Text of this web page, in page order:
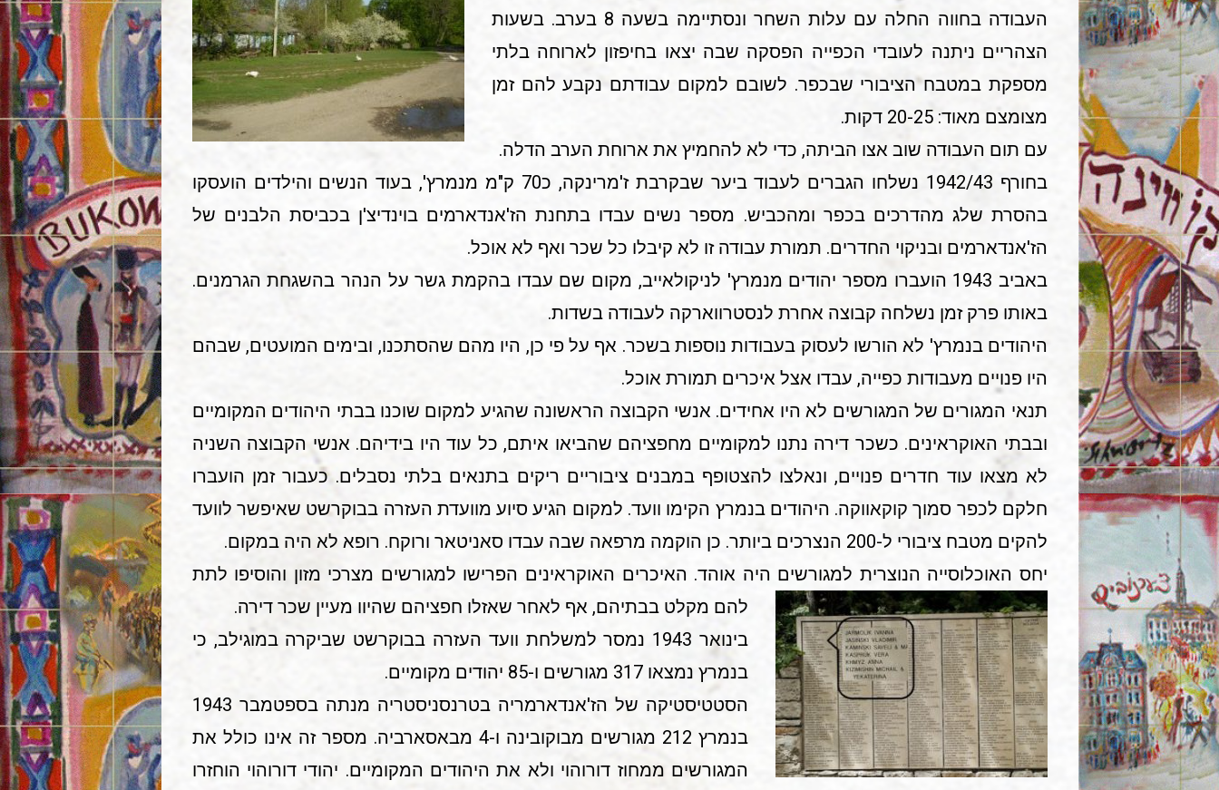
העבודה בחווה החלה עם עלות השחר ונסתיימה בשעה 8 בערב. בשעות
הצהריים ניתנה לעובדי הכפייה הפסקה שבה יצאו בחיפזון לארוחה בלתי
מספקת במטבח הציבורי שבכפר. לשובם למקום עבודתם נקבע להם זמן
מצומצם מאוד: 20-25 דקות.
עם תום העבודה שוב אצו הביתה, כדי לא להחמיץ את ארוחת הערב הדלה.
בחורף 1942/43 נשלחו הגברים לעבוד ביער שבקרבת ז'מרינקה, כ70 ק"מ מנמרץ', בעוד הנשים והילדים הועסקו
בהסרת שלג מהדרכים בכפר ומהכביש. מספר נשים עבדו בתחנת הז'אנדארמים בוינדיצ'ן בכביסת הלבנים של
הז'אנדארמים ובניקוי החדרים. תמורת עבודה זו לא קיבלו כל שכר ואף לא אוכל.
באביב 1943 הועברו מספר יהודים מנמרץ' לניקולאייב, מקום שם עבדו בהקמת גשר על הנהר בהשגחת הגרמנים.
באותו פרק זמן נשלחה קבוצה אחרת לנסטרווארקה לעבודה בשדות.
היהודים בנמרץ' לא הורשו לעסוק בעבודות נוספות בשכר. אף על פי כן, היו מהם שהסתכנו, ובימים המועטים, שבהם
היו פנויים מעבודות כפייה, עבדו אצל איכרים תמורת אוכל.
תנאי המגורים של המגורשים לא היו אחידים. אנשי הקבוצה הראשונה שהגיע למקום שוכנו בבתי היהודים המקומיים
ובבתי האוקראינים. כשכר דירה נתנו למקומיים מחפציהם שהביאו איתם, כל עוד היו בידיהם. אנשי הקבוצה השניה
לא מצאו עוד חדרים פנויים, ונאלצו להצטופף במבנים ציבוריים ריקים בתנאים בלתי נסבלים. כעבור זמן הועברו
חלקם לכפר סמוך קוקאווקה. היהודים בנמרץ הקימו וועד. למקום הגיע סיוע מוועדת העזרה בבוקרשט שאיפשר לוועד
להקים מטבח ציבורי ל-200 הנצרכים ביותר. כן הוקמה מרפאה שבה עבדו סאניטאר ורוקח. רופא לא היה במקום.
יחס האוכלוסייה הנוצרית למגורשים היה אוהד. האיכרים האוקראינים הפרישו למגורשים מצרכי מזון והוסיפו לתת
להם מקלט בבתיהם, אף לאחר שאזלו חפציהם שהיוו מעיין שכר דירה.
בינואר 1943 נמסר למשלחת וועד העזרה בבוקרשט שביקרה במוגילב, כי
בנמרץ נמצאו 317 מגורשים ו-85 יהודים מקומיים.
הסטטיסטיקה של הז'אנדארמריה בטרנסניסטריה מנתה בספטמבר 1943
בנמרץ 212 מגורשים מבוקובינה ו-4 מבאסארביה. מספר זה אינו כולל את
המגורשים ממחוז דורוהוי ולא את היהודים המקומיים. יהודי דורוהוי הוחזרו